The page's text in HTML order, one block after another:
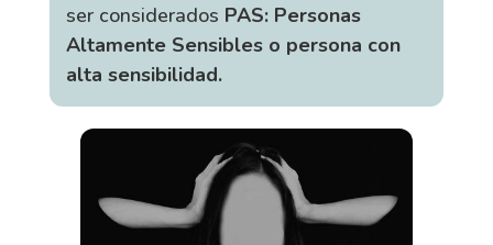
ser considerados PAS: Personas
Altamente Sensibles o persona con
alta sensibilidad.